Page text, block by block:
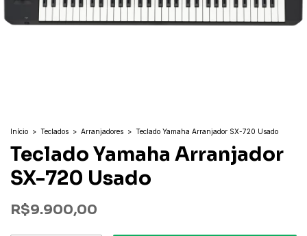
Início > Teclados > Arranjadores > Teclado Yamaha Arranjador SX-720 Usado
Teclado Yamaha Arranjador
SX-720 Usado
R$9.900,00